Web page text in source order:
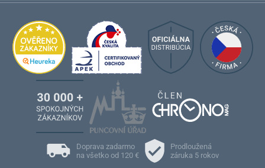
Doprava zadarmo
na všetko od 120 €
Prodloužená
záruka 5 rokov